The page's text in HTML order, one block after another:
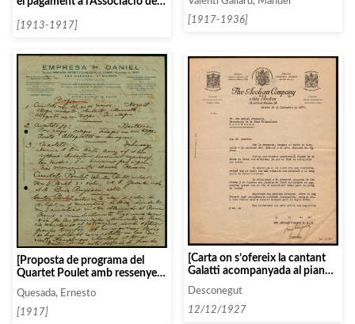
quantitat pendent]
[1913-1917]
del taller de joieria Manuel
Valentí Gallard]
[1917-1936]
[Proposta de programa del
Quartet Poulet amb ressenyes
components]
Quesada, Ernesto
[1917]
[Carta on s’ofereix la cantant
Galatti acompanyada al piano
respectiu programa]
Desconegut
12/12/1927